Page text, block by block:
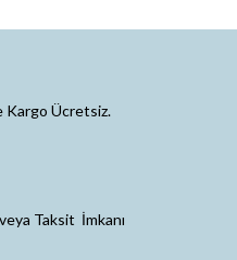
Kargo Ücretsiz.
Taksit İmkanı